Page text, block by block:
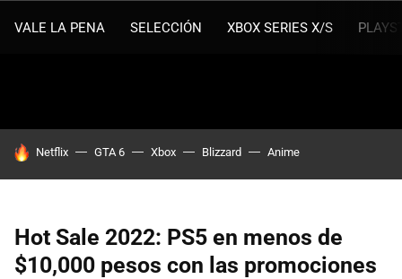
VALE LA PENA SELECCIÓN XBOX SERIES X/S
HOY SE HABLA DE
Netflix GTA 6 Xbox Blizzard Anime
Hot Sale 2022: PS5 en menos de
$10,000 pesos con las promociones